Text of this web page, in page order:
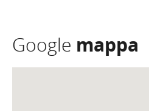
Google mappa